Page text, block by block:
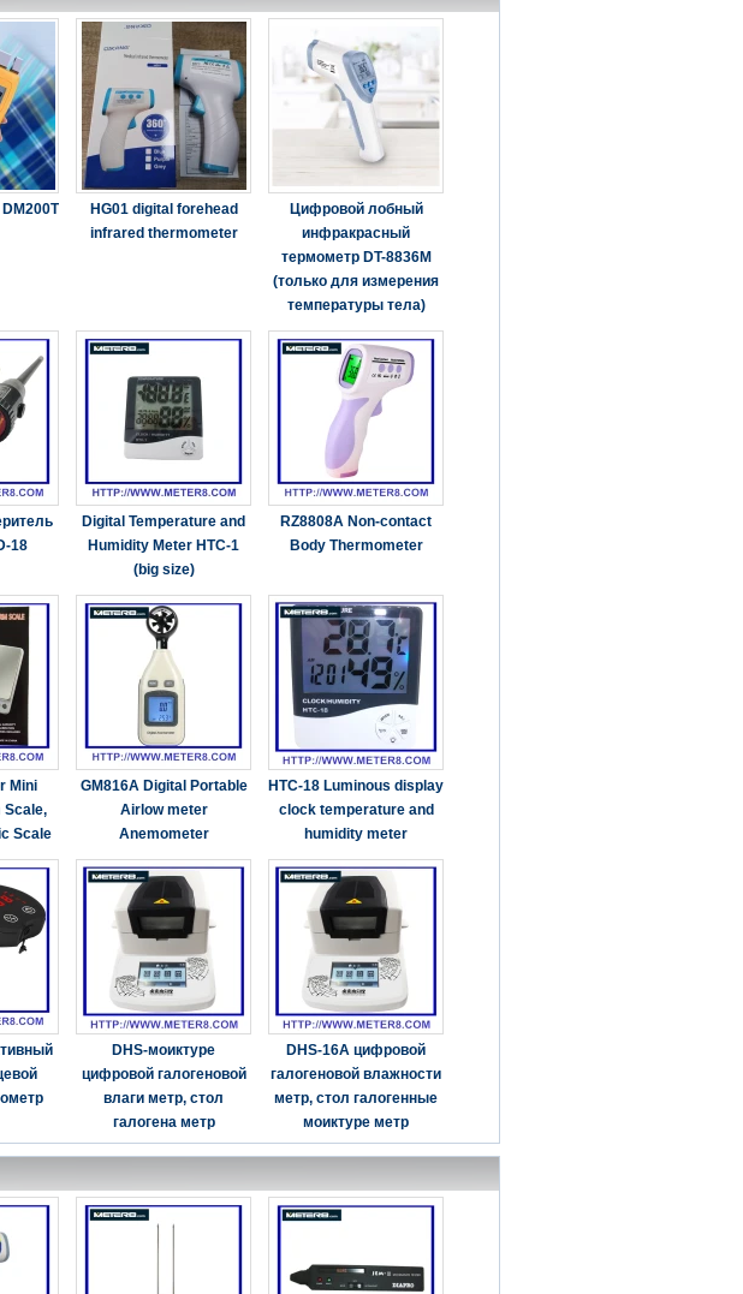
HG01 digital forehead
infrared thermometer
Цифровой лобный
инфракрасный
термометр DT-8836M
(только для измерения
температуры тела)
18
Digital Temperature and
Humidity Meter HTC-1
(big size)
RZ8808A Non-contact
Body Thermometer
Mini
Scale,
Scale
GM816A Digital Portable
Airlow meter
Anemometer
HTC-18 Luminous display
clock temperature and
humidity meter
DHS-моиктуре
цифровой галогеновой
влаги метр, стол
галогена метр
DHS-16A цифровой
галогеновой влажности
метр, стол галогенные
моиктуре метр